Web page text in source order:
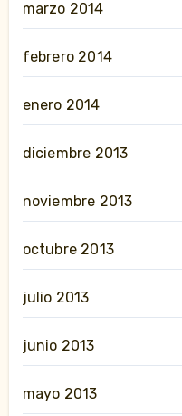
marzo 2014
febrero 2014
enero 2014
diciembre 2013
noviembre 2013
octubre 2013
julio 2013
junio 2013
mayo 2013